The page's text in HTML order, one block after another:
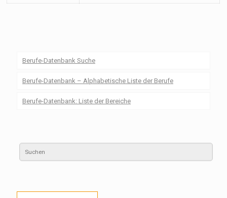
Berufe-Datenbank Suche
Berufe-Datenbank – Alphabetische Liste der Berufe
Berufe-Datenbank: Liste der Bereiche